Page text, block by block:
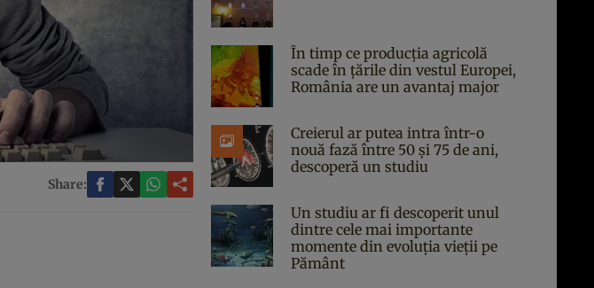
Share:
În timp ce producția agricolă
scade în țările din vestul Europei,
România are un avantaj major
Creierul ar putea intra într-o
nouă fază între 50 și 75 de ani,
descoperă un studiu
Un studiu ar fi descoperit unul
dintre cele mai importante
momente din evoluția vieții pe
Pământ